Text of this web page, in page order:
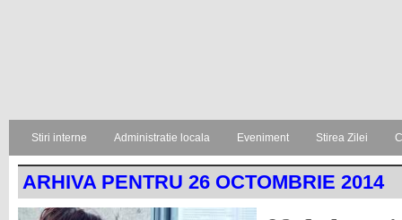
Stiri interne Administratie locala Eveniment Stirea Zilei
ARHIVA PENTRU 26 OCTOMBRIE 2014